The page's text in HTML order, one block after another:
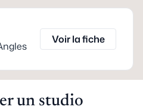
Voir la fiche
un studio